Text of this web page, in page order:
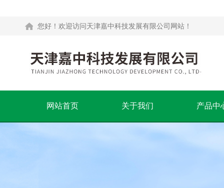
您好！欢迎访问天津嘉中科技发展有限公司网站！
网站首页 关于我们 产品中